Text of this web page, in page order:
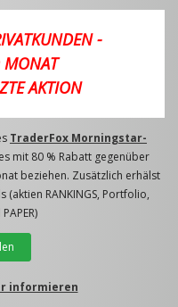
-
AKTION
TraderFox Morningstar-
mit 80 % Rabatt gegenüber
beziehen. Zusätzlich erhälst
RANKINGS, Portfolio,
informieren